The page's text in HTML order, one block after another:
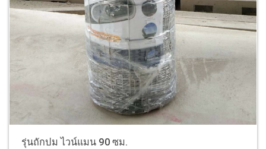
รุ่นถักปม ไวน์แมน 90 ซม.